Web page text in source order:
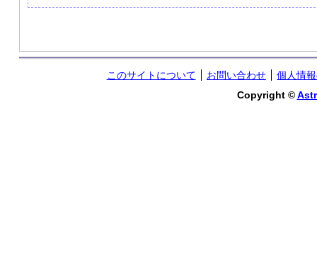
このサイトについて お問い合わせ
個人情
Copyright ©